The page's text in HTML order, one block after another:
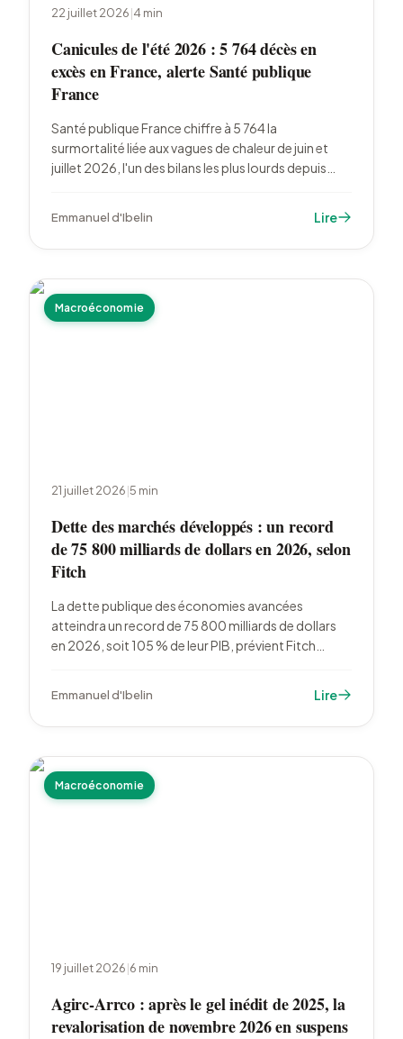
22 juillet 2026|4 min
Canicules de l'été 2026 : 5 764 décès en
excès en France, alerte Santé publique
France
Santé publique France chiffre à 5 764 la
surmortalité liée aux vagues de chaleur de juin et
juillet 2026, l'un des bilans les plus lourds depuis
EHPAD.
Emmanuel d'Ibelin Lire
Macroéconomie
21 juillet 2026|5 min
Dette des marchés développés : un record
de 75 800 milliards de dollars en 2026, selon
Fitch
La dette publique des économies avancées
atteindra un record de 75 800 milliards de dollars
en 2026, soit 105 % de leur PIB, prévient Fitch
capacité amoindrie à absorber les chocs.
Emmanuel d'Ibelin Lire
Macroéconomie
19 juillet 2026|6 min
Agirc-Arrco : après le gel inédit de 2025, la
revalorisation de novembre 2026 en suspens